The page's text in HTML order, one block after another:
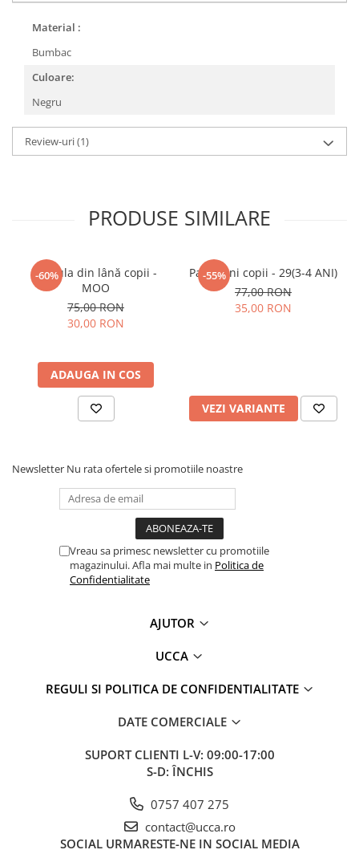
Material :
Bumbac
Culoare:
Negru
Review-uri(1)
PRODUSE SIMILARE
-60%
Căciula din lână copii -
MOO
75,00 RON
30,00 RON
ADAUGA IN COS
-55%
Pantaloni copii - 29(3-4 ANI)
77,00 RON
35,00 RON
VEZI VARIANTE
Newsletter Nu rata ofertele si promotiile noastre
Vreau sa primesc newsletter cu promotiile
magazinului. Afla mai multe in Politica de
Confidentialitate
AJUTOR
UCCA
REGULI SI POLITICA DE CONFIDENTIALITATE
DATE COMERCIALE
SUPORT CLIENTI L-V: 09:00-17:00
S-D: ÎNCHIS
0757 407 275
contact@ucca.ro
SOCIAL URMARESTE-NE IN SOCIAL MEDIA